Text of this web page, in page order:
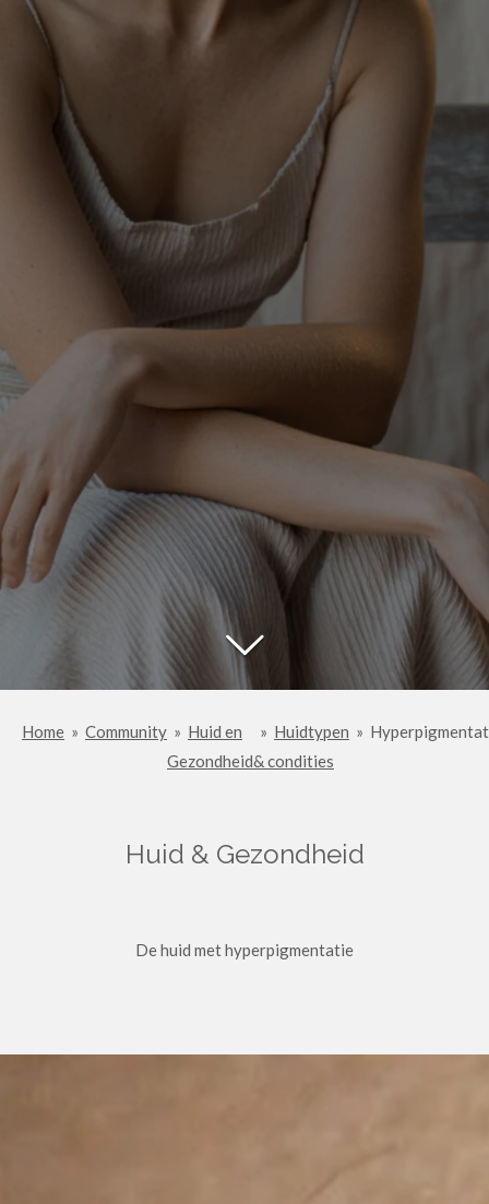
Home » Community » Huid en
Gezondheid
» Huidtypen
& condities
»
Huid & Gezondheid
De huid met hyperpigmentatie